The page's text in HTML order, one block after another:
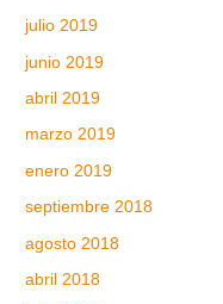
julio 2019
junio 2019
abril 2019
marzo 2019
enero 2019
septiembre 2018
agosto 2018
abril 2018